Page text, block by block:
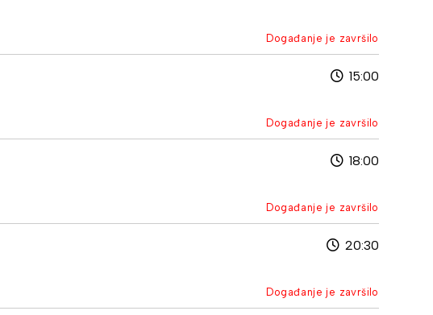
Događanje je završilo
15:00
Događanje je završilo
18:00
Događanje je završilo
20:30
Događanje je završilo